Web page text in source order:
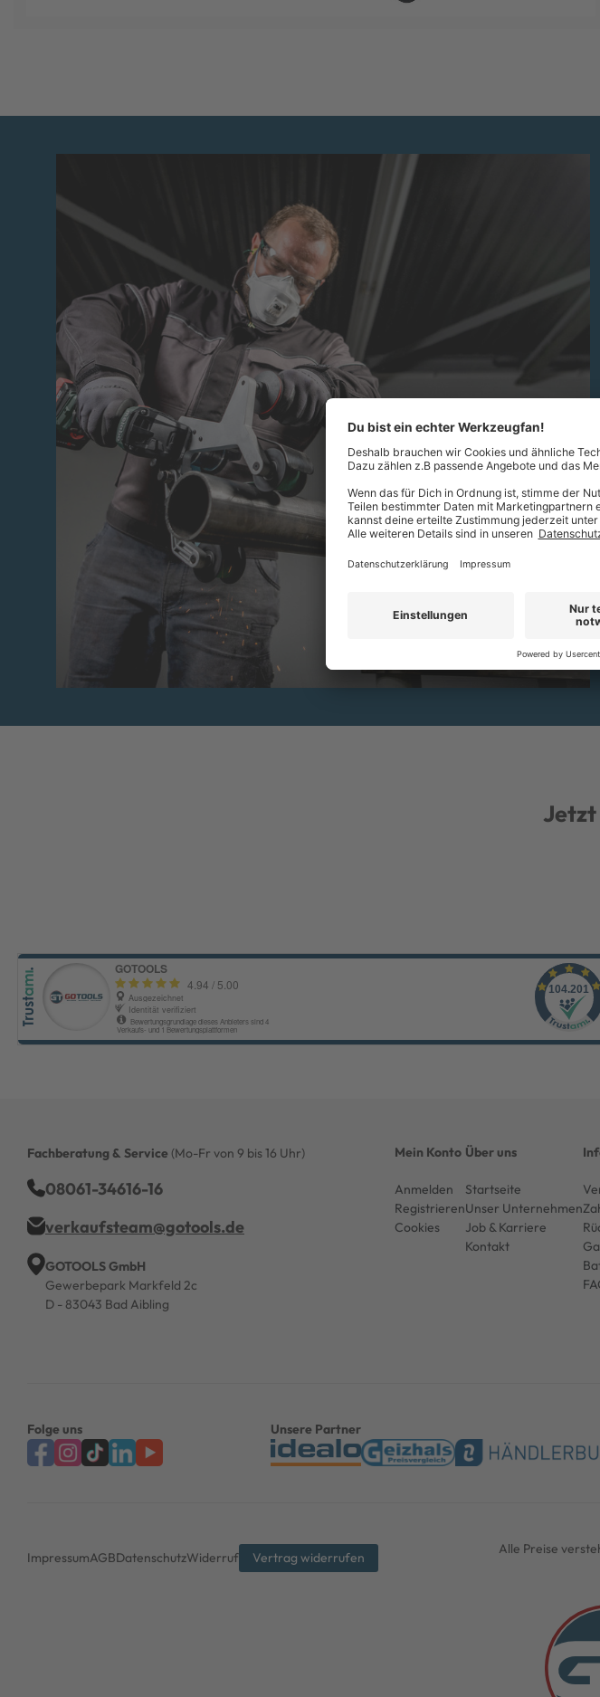
Fachberatung & Service (Mo-Fr von 9 bis 16 Uhr)
08061-34616-16
verkaufsteam@gotools.de
GOTOOLS GmbH
Gewerbepark Markfeld 2c
D - 83043 Bad Aibling
Mein Konto
Anmelden
Registrieren
Cookies
Über uns
Startseite
Unser Unternehmen
Job & Karriere
Kontakt
Folge uns Unsere Partner
ImpressumAGBDatenschutzWiderruf Vertrag widerrufen
Alle Preise